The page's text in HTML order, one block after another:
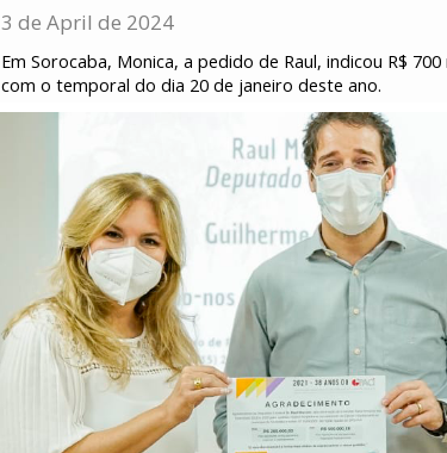
3 de April de 2024
Em Sorocaba, Monica, a pedido de Raul, indicou R$
com o temporal do dia 20 de janeiro deste ano.